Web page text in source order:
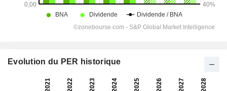
Evolution du PER historique